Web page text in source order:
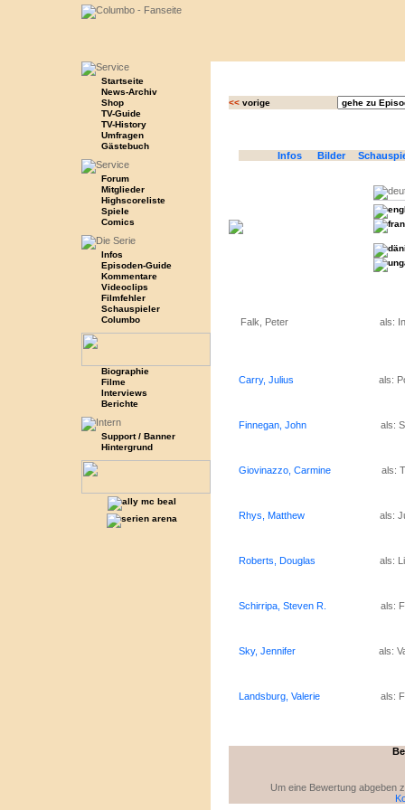
Startseite
News-Archiv
Shop
TV-Guide
TV-History
Umfragen
Gästebuch
Forum
Mitglieder
Highscoreliste
Spiele
Comics
Infos
Episoden-Guide
Kommentare
Videoclips
Filmfehler
Schauspieler
Columbo
Biographie
Filme
Interviews
Berichte
Support / Banner
Hintergrund
<<vorige
Infos Bilder
Falk, Peter als:
Carry, Julius als:
Finnegan, John als:
Giovinazzo, Carmine als:
Rhys, Matthew als:
Roberts, Douglas als:
Schirripa, Steven R. als:
Sky, Jennifer als:
Landsburg, Valerie als:
Um eine Bewertung abgeben